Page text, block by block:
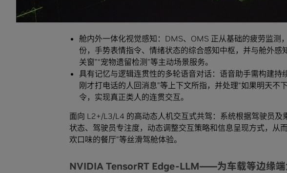
舱内外一体化视觉感知：DMS、OMS 正从基础的疲劳监测
份，手势表情指令、情绪状态的综合感知中枢，并与舱外感
关窗”“宠物遗留检测”等主动场景服务。
具有记忆与逻辑连贯性的多轮语音对话：语音助手需构建持
刚才打电话的人回消息”等上下文所指，并处理“如果明天不
令，实现真正类人的连贯交互。
面向 L2+/L3/L4 的高动态人机交互式共驾：系统根据驾驶员及
状态、驾驶员专注度，动态调整交互策略和信息呈现方式，从
欢口味的餐厅”等丝滑驾舱体验。
NVIDIA TensorRT Edge-LLM——为车载等边缘端